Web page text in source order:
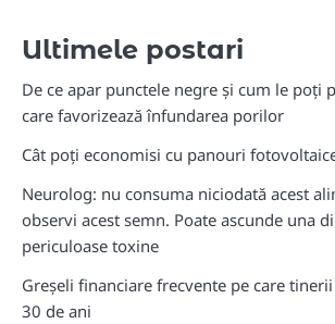
Ultimele postari
De ce apar punctele negre și cum le poți
care favorizează înfundarea porilor
Cât poți economisi cu panouri
Neurolog: nu consuma niciodată acest
observi acest semn. Poate ascunde una
periculoase toxine
Greșeli financiare frecvente pe care
30 de ani